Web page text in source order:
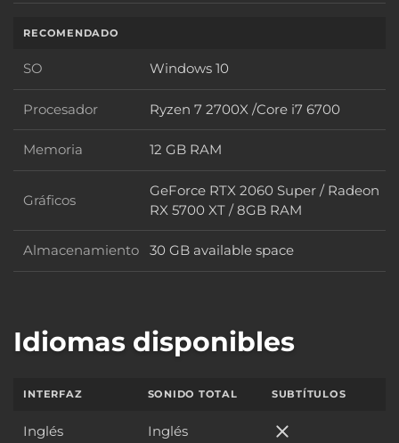
RECOMENDADO
SO SO
Windows 10
Procesador Procesador
Ryzen 7 2700X /Core i7 6700
Memoria Memoria
12 GB RAM
Gráficos Gráficos
GeForce RTX 2060 Super / Radeon
RX 5700 XT / 8GB RAM
Almacenamiento Almacenamiento
30 GB available space
Idiomas disponibles
INTERFAZ SONIDO TOTAL SUBTÍTULOS
Inglés Inglés
Inglés